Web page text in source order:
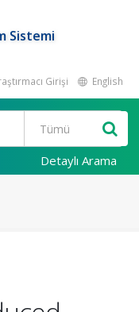
Sistemi
Girişi English
Detaylı Arama